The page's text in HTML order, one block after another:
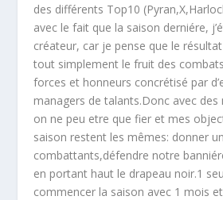
des différents Top10
avec le fait que la saison derniére,
créateur, car je pense que le
tout simplement le fruit des
forces et honneurs concrétisé par
managers de talants.Donc avec
on ne peu etre que fier et mes
saison restent les mêmes: donner
combattants,défendre notre
en portant haut le drapeau noir.1
commencer la saison avec 1 mois